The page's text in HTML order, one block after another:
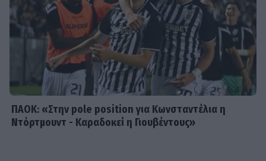
Δύο μαύρα πουκάμισα spoiler: Η
άφιξη της Μαρκέλλας φέρνει κι ένα
θαμμένο μυστικό από την Κρήτη
ΠΑΟΚ: «Στην pole position για Κωνσταντέλια η
Ντόρτμουντ - Καραδοκεί η Γιουβέντους»